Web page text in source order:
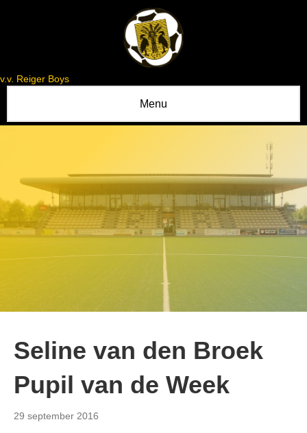
v.v. Reiger Boys
Menu
Seline van den Broek
Pupil van de Week
29 september 2016